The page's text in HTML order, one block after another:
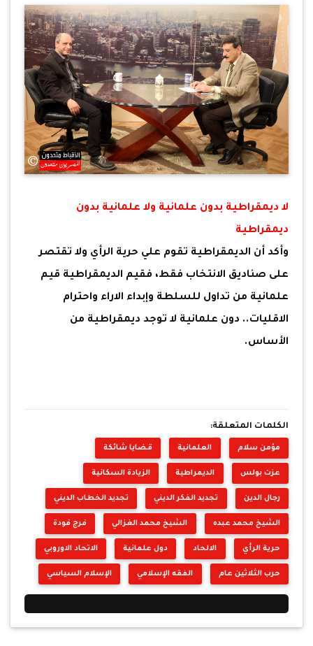
لا ديمقراطية بدون علمانية ولا علمانية بدون
ديمقراطية
وأكد أن الديمقراطية تقوم علي حرية الرأي ولا تقتصر
على صناديق الانتخاب فقط، فقيم الديمقراطية قيم
علمانية من تداول للسلطة وإبداء الاراء واحترام
الاقليات.. دون علمانية لا توجد ديمقراطية من
الأساس.
الكلمات المتعلقة:
مؤمن سلام العلمانية قضايا شائكة
عزت بولس الديمراطية الزيادة السكانية
رجال الدين تجديد الفكر الديني تجديد الخطاب الديني
الشيخ محمد عبده الشيخ محمد الغزالي فرج فودة
حرية الرأي الالحاد دول علمانية الاتحاد الاوروبي
حرب الثلاثين عام الفقه الإسلامي الإسلام السياسي